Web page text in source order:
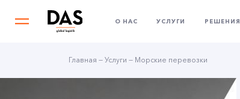
О НАС УСЛУГИ РЕШЕНИЯ
Главная — Услуги — Морские перевозки